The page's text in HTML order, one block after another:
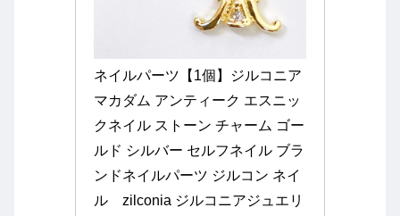
ネイルパーツ【1個】ジルコニア
マカダム アンティーク エスニッ
クネイル ストーン チャーム ゴー
ルド シルバー セルフネイル ブラ
ンドネイルパーツ ジルコン ネイ
ル　zilconia ジルコニアジュエリ